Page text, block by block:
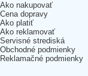
Ako nakupovať
Cena dopravy
Ako platiť
Ako reklamovať
Servisné strediská
Obchodné podmienky
Reklamačné podmienky